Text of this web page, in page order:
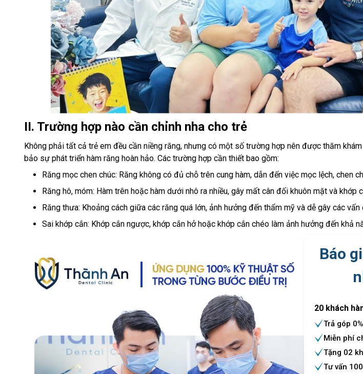
II. Trường hợp nào cần chỉnh nha cho trẻ
Không phải tất cả trẻ em đều cần niềng răng, nhưng có một số trường hợp nên được thăm
bảo sự phát triển hàm răng hoàn hảo. Các trường hợp cần thiết bao gồm:
Răng mọc chen chúc: Răng không có đủ chỗ trên cung hàm, dẫn đến việc mọc lệch, chen
Răng hô, móm: Hàm trên hoặc hàm dưới nhô ra nhiều, gây mất cân đối khuôn mặt và khớp
Răng thưa: Khoảng cách giữa các răng quá lớn, ảnh hưởng đến thẩm mỹ và dễ gây các vấn
Sai khớp cắn: Khớp cắn ngược, khớp cắn hở hoặc khớp cắn chéo làm ảnh hưởng đến khả
Báo
20 khách
Trả góp
Miễn phí
Tặng 02
Tư vấn